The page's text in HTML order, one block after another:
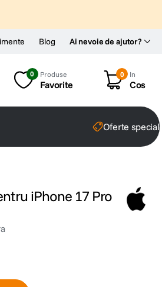
Ai nevoie de ajutor?
Blog
0 Produse
Favorite
0 In
Cos
Oferte
iPhone 17 Pro